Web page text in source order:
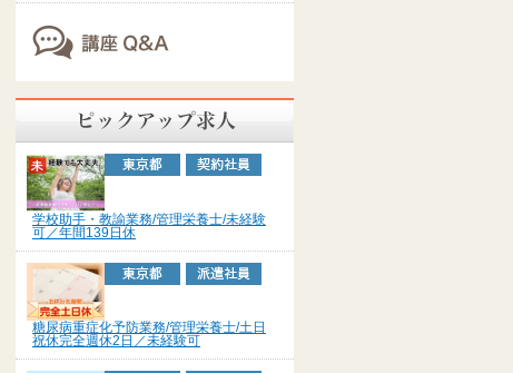
学校助手・教諭業務/管理栄養士/未経験
可／年間139日休
糖尿病重症化予防業務/管理栄養士/土日
祝休完全週休2日／未経験可